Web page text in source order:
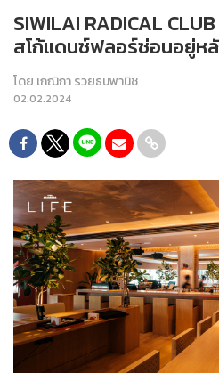
SIWILAI RADICAL
สโก้แดนซ์ฟลอร์ซ่อนอยู่ห
โดย เกณิกา รวยธนพานิช
02.02.2024